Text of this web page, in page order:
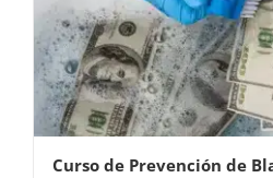
Curso de Prevención de